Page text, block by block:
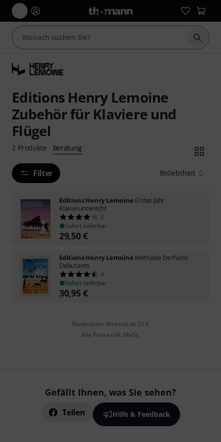
Suche
Editions Henry Lemoine
Zubehör für Klaviere und
Flügel
2 Produkte · Beratung
Filter Beliebtheit
Editions Henry Lemoine Erstes Jahr
Klavierunterricht
2
Sofort lieferbar
29,50€
Editions Henry Lemoine Methode De Piano
Debutants
4
Sofort lieferbar
30,95€
Kostenloser Versand ab 29 €
Alle Preise inkl. MwSt.
Gefällt Ihnen, was Sie sehen?
Teilen Hilfe & Feedback